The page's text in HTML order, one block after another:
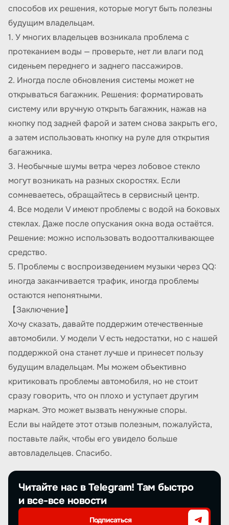
способов их решения, которые могут быть полезны
будущим владельцам.
1. У многих владельцев возникала проблема с
протеканием воды — проверьте, нет ли влаги под
сиденьем переднего и заднего пассажиров.
2. Иногда после обновления системы может не
открываться багажник. Решения: форматировать
систему или вручную открыть багажник, нажав на
кнопку под задней фарой и затем снова закрыть его,
а затем использовать кнопку на руле для открытия
багажника.
3. Необычные шумы ветра через лобовое стекло
могут возникать на разных скоростях. Если
сомневаетесь, обращайтесь в сервисный центр.
4. Все модели V имеют проблемы с водой на боковых
стеклах. Даже после опускания окна вода остаётся.
Решение: можно использовать водоотталкивающее
средство.
5. Проблемы с воспроизведением музыки через QQ:
иногда заканчивается трафик, иногда проблемы
остаются непонятными.
【Заключение】
Хочу сказать, давайте поддержим отечественные
автомобили. У модели V есть недостатки, но с нашей
поддержкой она станет лучше и принесет пользу
будущим владельцам. Мы можем объективно
критиковать проблемы автомобиля, но не стоит
сразу говорить, что он плохо и уступает другим
маркам. Это может вызвать ненужные споры.
Если вы найдете этот отзыв полезным, пожалуйста,
поставьте лайк, чтобы его увидело больше
автовладельцев. Спасибо.
Читайте нас в Telegram! Там быстро
и все-все новости
Подписаться